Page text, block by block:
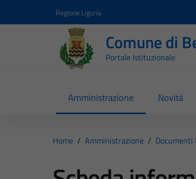
Regione Liguria
Comune di
Portale Istituzionale
Amministrazione Novità
Home / Amministrazione / Documenti